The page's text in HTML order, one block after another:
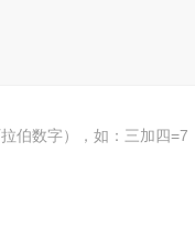
伯数字），如：三加四=7